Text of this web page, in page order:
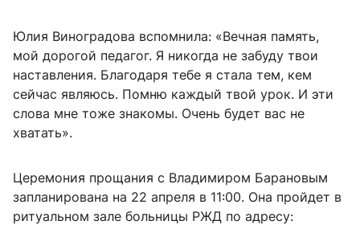
Юлия Виноградова вспомнила: «Вечная память,
мой дорогой педагог. Я никогда не забуду твои
наставления. Благодаря тебе я стала тем, кем
сейчас являюсь. Помню каждый твой урок. И эти
слова мне тоже знакомы. Очень будет вас не
хватать».
Церемония прощания с Владимиром Барановым
запланирована на 22 апреля в 11:00. Она пройдет в
ритуальном зале больницы РЖД по адресу: